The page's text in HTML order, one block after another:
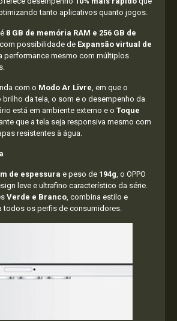
tanto aplicativos quanto jogos.
8 GB de memória RAM e 256 GB de
possibilidade de Expansão virtual de
performance mesmo com múltiplos
com o Modo Ar Livre, em que o
brilho da tela, o som e o desempenho da
está em ambiente externo e o Toque
que a tela seja responsiva mesmo com
resistentes à água.
de espessura e peso de 194g, o OPPO
leve e ultrafino característico da série.
Verde e Branco, combina estilo e
todos os perfis de consumidores.